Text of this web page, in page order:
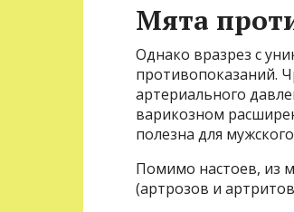
Мята
Однако вразрез с
противопоказаний.
артериального
варикозном
полезна для
Помимо настоев, из
(артрозов и